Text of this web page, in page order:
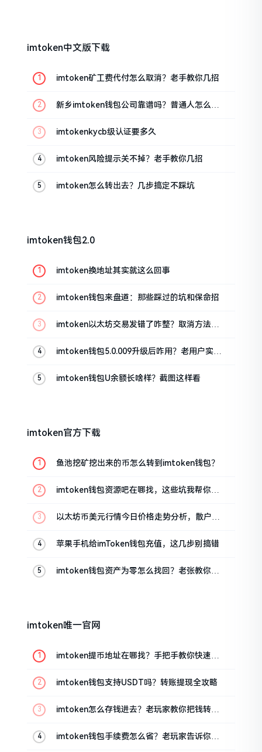
imtoken中文版下载
imtoken矿工费代付怎么取消？老手教你几招
新乡imtoken钱包公司靠谱吗？普通人怎么避
imtokenkycb级认证要多久
imtoken风险提示关不掉？老手教你几招
imtoken怎么转出去？几步搞定不踩坑
imtoken钱包2.0
imtoken换地址其实就这么回事
imtoken钱包来盘道：那些踩过的坑和保命招
imtoken以太坊交易发错了咋整？取消方法告
imtoken钱包5.0.009升级后咋用？老用户实测
imtoken钱包U余额长啥样？截图这样看
imtoken官方下载
鱼池挖矿挖出来的币怎么转到imtoken钱包？
imtoken钱包资源吧在哪找，这些坑我帮你趟
以太坊币美元行情今日价格走势分析，散户如
苹果手机给imToken钱包充值，这几步别搞错
imtoken钱包资产为零怎么找回？老张教你几
imtoken唯一官网
imtoken提币地址在哪找？手把手教你快速查
imtoken钱包支持USDT吗？转账提现全攻略
imtoken怎么存钱进去？老玩家教你把钱转进
imtoken钱包手续费怎么省？老玩家告诉你几